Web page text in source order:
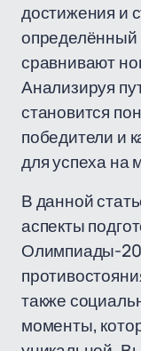
достижения и
определённый
сравнивают
Анализируя
становится
победители и
для успеха на
В данной
аспекты
Олимпиады-
также
моменты,